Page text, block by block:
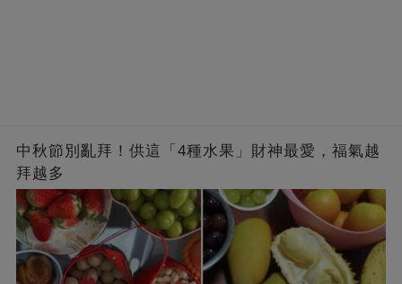
中秋節別亂拜！供這「4種水果」財神最愛，福氣越
拜越多